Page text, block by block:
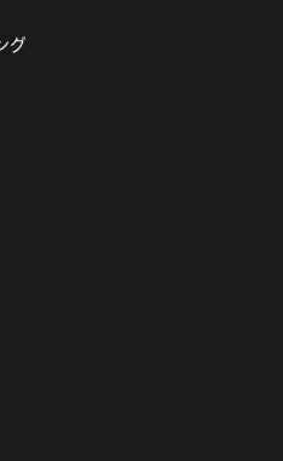
グ